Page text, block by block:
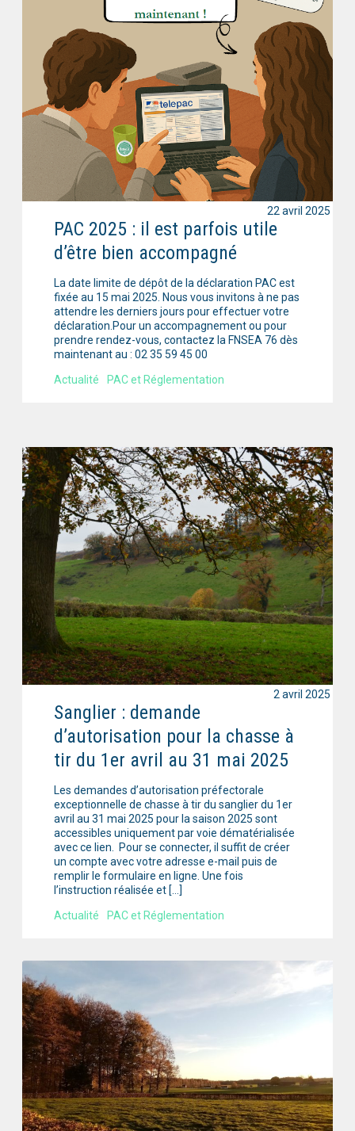
PAC 2025 : il est parfois utile
d’être bien accompagné
La date limite de dépôt de la déclaration PAC est
fixée au 15 mai 2025. Nous vous invitons à ne pas
attendre les derniers jours pour effectuer votre
déclaration.Pour un accompagnement ou pour
prendre rendez-vous, contactez la FNSEA 76 dès
maintenant au : 02 35 59 45 00
Actualité
PAC et Réglementation
22 avril 2025
Sanglier : demande
d’autorisation pour la chasse à
tir du 1er avril au 31 mai 2025
Les demandes d’autorisation préfectorale
exceptionnelle de chasse à tir du sanglier du 1er
avril au 31 mai 2025 pour la saison 2025 sont
accessibles uniquement par voie dématérialisée
avec ce lien. Pour se connecter, il suffit de créer
un compte avec votre adresse e-mail puis de
remplir le formulaire en ligne. Une fois
l’instruction réalisée et […]
Actualité
PAC et Réglementation
2 avril 2025